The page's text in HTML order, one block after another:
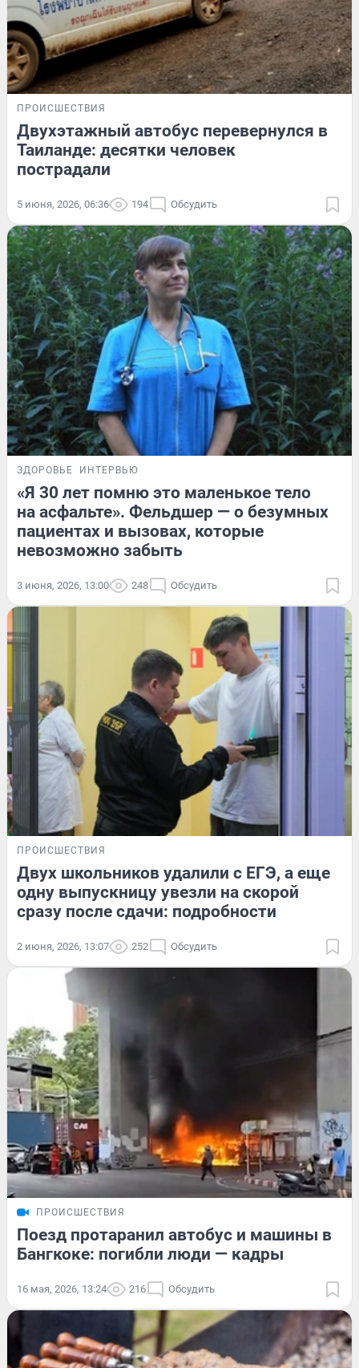
ПРОИСШЕСТВИЯ
Двухэтажный автобус перевернулся в
Таиланде: десятки человек
пострадали
5 июня, 2026, 06:36 194 Обсудить
ЗДОРОВЬЕ ИНТЕРВЬЮ
«Я 30 лет помню это маленькое тело
на асфальте». Фельдшер — о безумных
пациентах и вызовах, которые
невозможно забыть
3 июня, 2026, 13:00 248 Обсудить
ПРОИСШЕСТВИЯ
Двух школьников удалили с ЕГЭ, а еще
одну выпускницу увезли на скорой
сразу после сдачи: подробности
2 июня, 2026, 13:07 252 Обсудить
ПРОИСШЕСТВИЯ
Поезд протаранил автобус и машины в
Бангкоке: погибли люди — кадры
16 мая, 2026, 13:24 216 Обсудить